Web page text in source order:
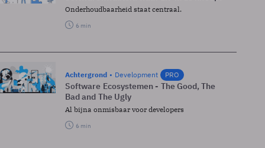
Onderhoudbaarheid staat centraal.
6 min
Achtergrond Development PRO
Software Ecosystemen - The Good, The
Bad and The Ugly
Al bijna onmisbaar voor developers
6 min